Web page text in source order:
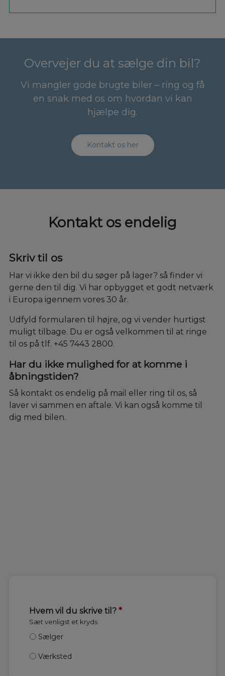
Overvejer du at sælge din bil?
Vi mangler gode brugte biler – ring og få
en snak med os om hvordan vi kan
hjælpe dig.
Kontakt os her
Kontakt os endelig
Skriv til os
Har vi ikke den bil du søger på lager? så finder vi
gerne den til dig. Vi har opbygget et godt netværk
i Europa igennem vores 30 år.
Udfyld formularen til højre, og vi vender hurtigst
muligt tilbage. Du er også velkommen til at ringe
til os på tlf. +45 7443 2800.
Har du ikke mulighed for at komme i
åbningstiden?
Så kontakt os endelig på mail eller ring til os, så
laver vi sammen en aftale. Vi kan også komme til
dig med bilen.
Hvem vil du skrive til? *
Sæt venligst et kryds
Sælger
Værksted